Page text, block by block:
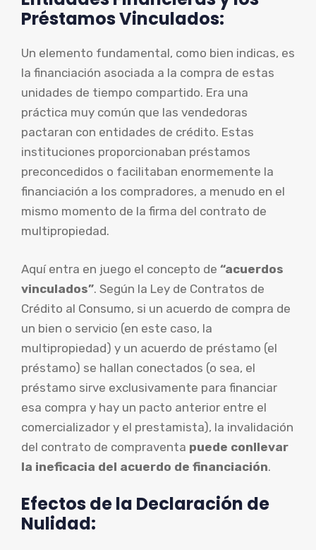
Préstamos Vinculados:
Un elemento fundamental, como bien indicas, es
la financiación asociada a la compra de estas
unidades de tiempo compartido. Era una
práctica muy común que las vendedoras
pactaran con entidades de crédito. Estas
instituciones proporcionaban préstamos
preconcedidos o facilitaban enormemente la
financiación a los compradores, a menudo en el
mismo momento de la firma del contrato de
multipropiedad.
Aquí entra en juego el concepto de “acuerdos
vinculados”. Según la Ley de Contratos de
Crédito al Consumo, si un acuerdo de compra de
un bien o servicio (en este caso, la
multipropiedad) y un acuerdo de préstamo (el
préstamo) se hallan conectados (o sea, el
préstamo sirve exclusivamente para financiar
esa compra y hay un pacto anterior entre el
comercializador y el prestamista), la invalidación
del contrato de compraventa puede conllevar
la ineficacia del acuerdo de financiación.
Efectos de la Declaración de
Nulidad: